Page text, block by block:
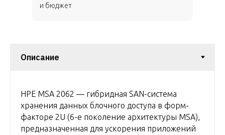
и бюджет
HPE MSA 2062 — гибридная SAN-система
хранения данных блочного доступа в форм-
факторе 2U (6-е поколение архитектуры MSA),
предназначенная для ускорения приложений